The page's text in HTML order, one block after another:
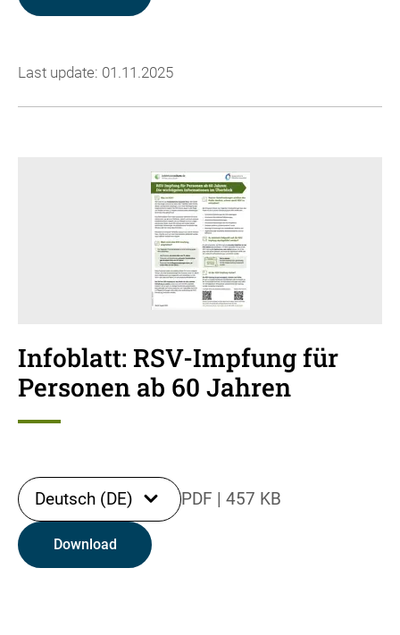
Last update: 01.11.2025
Infoblatt: RSV-Impfung für
Personen ab 60 Jahren
Deutsch (DE) PDF | 457 KB
Download